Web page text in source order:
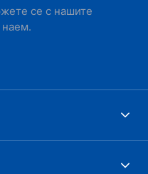
се с нашите
наем.